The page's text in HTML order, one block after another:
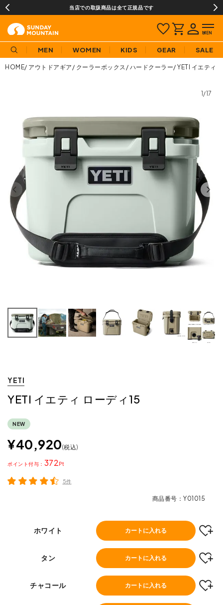
当店での取扱商品は全て正規品です
MEN WOMEN KIDS GEAR SALE
HOME アウトドアギア クーラーボックス ハードクーラー YETI イエティ
1/17
YETI
YETI イエティ ローディ15
NEW
¥40,920 税込
372
ポイント
5件
商品番号 Y01015
ホワイト カートに入れる
タン カートに入れる
チャコール カートに入れる